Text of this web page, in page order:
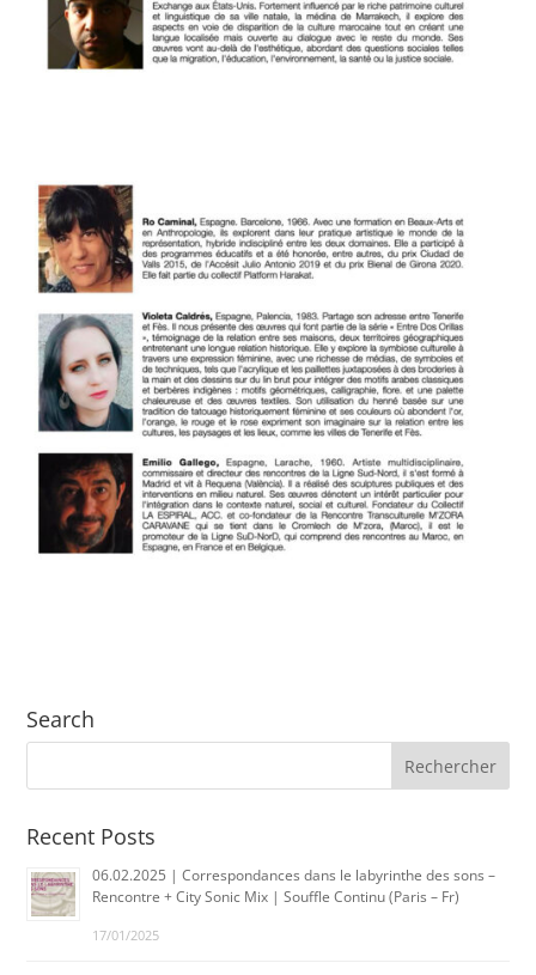
Search
Recent Posts
06.02.2025 | Correspondances dans le labyrinthe des sons –
Rencontre + City Sonic Mix | Souffle Continu (Paris – Fr)
17/01/2025